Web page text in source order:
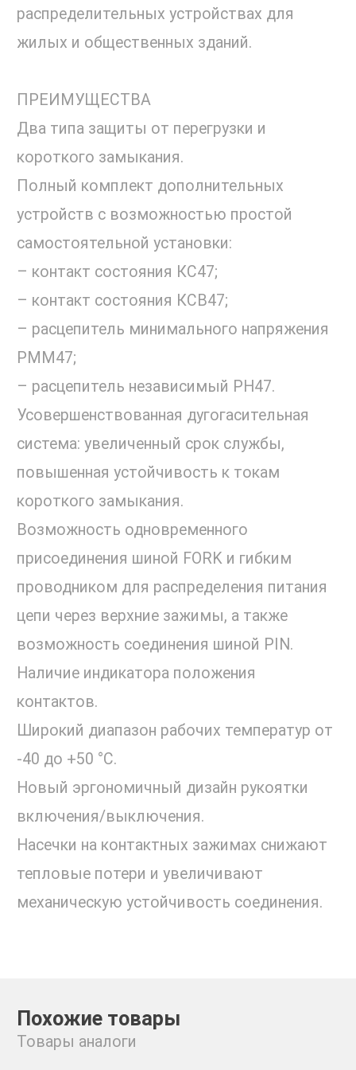
распределительных устройствах для
жилых и общественных зданий.
ПРЕИМУЩЕСТВА
Два типа защиты от перегрузки и
короткого замыкания.
Полный комплект дополнительных
устройств с возможностью простой
самостоятельной установки:
– контакт состояния КС47;
– контакт состояния КСВ47;
– расцепитель минимального напряжения
РММ47;
– расцепитель независимый РН47.
Усовершенствованная дугогасительная
система: увеличенный срок службы,
повышенная устойчивость к токам
короткого замыкания.
Возможность одновременного
присоединения шиной FORK и гибким
проводником для распределения питания
цепи через верхние зажимы, а также
возможность соединения шиной PIN.
Наличие индикатора положения
контактов.
Широкий диапазон рабочих температур от
-40 до +50 °С.
Новый эргономичный дизайн рукоятки
включения/выключения.
Насечки на контактных зажимах снижают
тепловые потери и увеличивают
механическую устойчивость соединения.
Похожие товары
Товары аналоги